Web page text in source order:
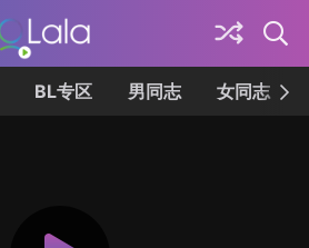
BL专区 男同志 女同志